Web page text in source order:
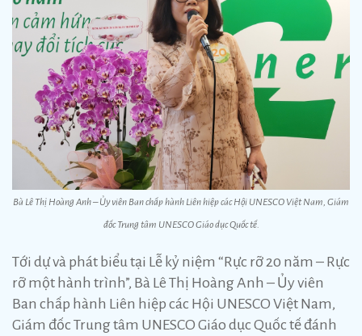
Bà Lê Thị Hoàng Anh – Ủy viên Ban chấp hành Liên hiệp các Hội UNESCO Việt Nam, Giám
đốc Trung tâm UNESCO Giáo dục Quốc tế.
Tới dự và phát biểu tại Lễ kỷ niệm “Rực rỡ 20 năm – Rực
rỡ một hành trình”, Bà Lê Thị Hoàng Anh – Ủy viên
Ban chấp hành Liên hiệp các Hội UNESCO Việt Nam,
Giám đốc Trung tâm UNESCO Giáo dục Quốc tế đánh